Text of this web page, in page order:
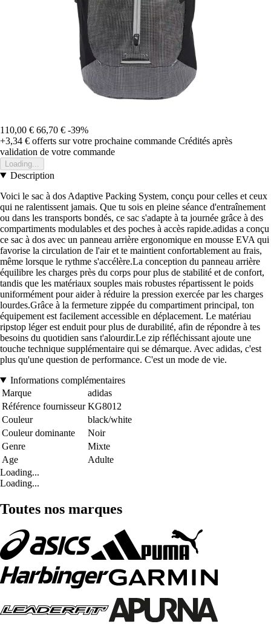
110,00 € 66,70 € -39%
+3,34 € offerts sur votre prochaine commande Crédités après
validation de votre commande
Loading...
Description
Voici le sac à dos Adaptive Packing System, conçu pour celles et ceux
qui ne ralentissent jamais. Que tu sois en pleine séance d'entraînement
ou dans les transports bondés, ce sac s'adapte à ta journée grâce à des
compartiments modulables et des poches à accès rapide.adidas a conçu
ce sac à dos avec un panneau arrière ergonomique en mousse EVA qui
favorise la circulation de l'air et te maintient confortablement au frais,
même lorsque le rythme s'accélère.La conception du panneau arrière
équilibre les charges près du corps pour plus de stabilité et de confort,
tandis que les matériaux souples mais robustes répartissent le poids
uniformément pour aider à réduire la pression exercée par les charges
lourdes.Grâce à la fermeture zippée du compartiment principal, ton
équipement est facilement accessible en déplacement. Le matériau
ripstop léger est enduit pour plus de durabilité, afin de répondre à tes
besoins du quotidien sans t'alourdir.Le zip réfléchissant ajoute une
touche technique supplémentaire qui se démarque. Avec adidas, c'est
plus qu'une question de performance. C'est un mode de vie.
Informations complémentaires
Marque
adidas
Référence fournisseur KG8012
Couleur
black/white
Couleur dominante
Noir
Genre
Mixte
Age
Adulte
Loading...
Loading...
Toutes nos marques